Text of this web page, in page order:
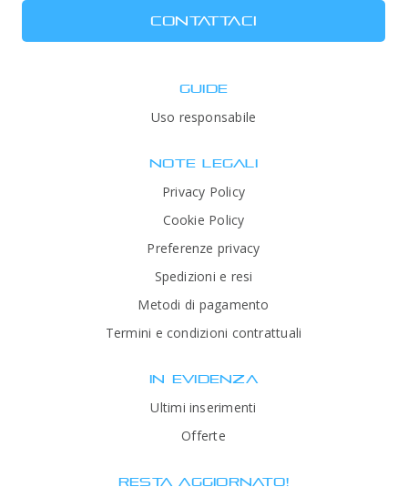
CONTATTACI
GUIDE
Uso responsabile
NOTE LEGALI
Privacy Policy
Cookie Policy
Preferenze privacy
Spedizioni e resi
Metodi di pagamento
Termini e condizioni contrattuali
IN EVIDENZA
Ultimi inserimenti
Offerte
RESTA AGGIORNATO!